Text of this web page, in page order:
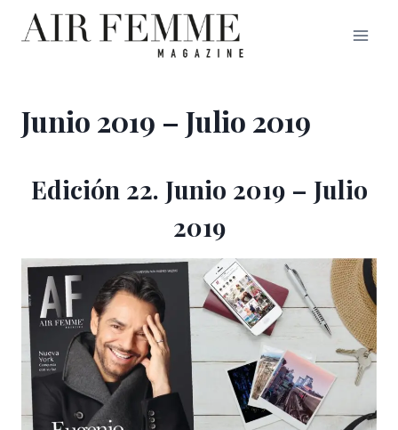
Saltar
Junio 2019 – Julio 2019
Edición 22. Junio 2019 – Julio
2019